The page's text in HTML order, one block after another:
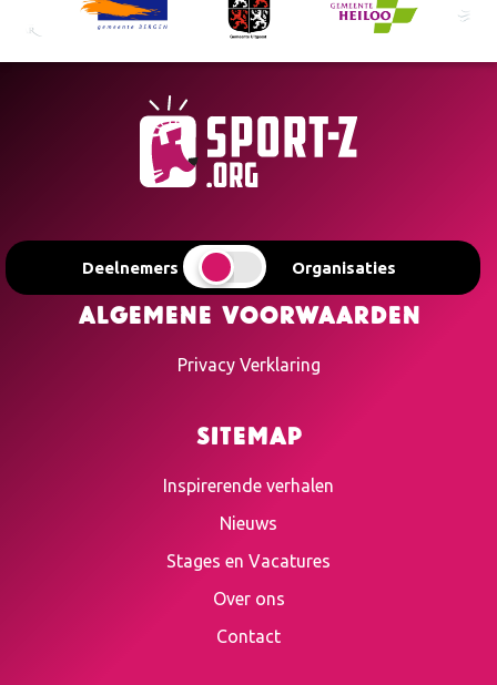
Deelnemers Organisaties
Algemene voorwaarden
Privacy Verklaring
Sitemap
Inspirerende verhalen
Nieuws
Stages en Vacatures
Over ons
Contact